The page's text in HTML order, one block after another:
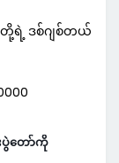
ာတို့ရဲ့ ဒစ်ဂျစ်တယ်
ပွဲတော်ကို